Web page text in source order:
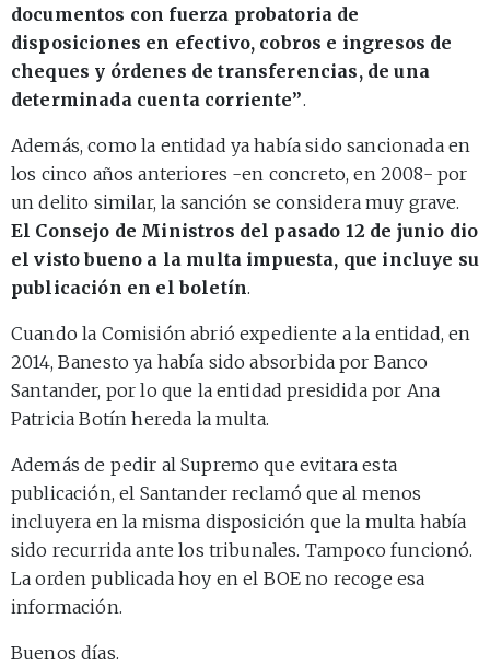
documentos con fuerza probatoria de
disposiciones en efectivo, cobros e ingresos de
cheques y órdenes de transferencias, de una
determinada cuenta corriente”.
Además, como la entidad ya había sido sancionada en
los cinco años anteriores -en concreto, en 2008- por
un delito similar, la sanción se considera muy grave.
El Consejo de Ministros del pasado 12 de junio dio
el visto bueno a la multa impuesta, que incluye su
publicación en el boletín.
Cuando la Comisión abrió expediente a la entidad, en
2014, Banesto ya había sido absorbida por Banco
Santander, por lo que la entidad presidida por Ana
Patricia Botín hereda la multa.
Además de pedir al Supremo que evitara esta
publicación, el Santander reclamó que al menos
incluyera en la misma disposición que la multa había
sido recurrida ante los tribunales. Tampoco funcionó.
La orden publicada hoy en el BOE no recoge esa
información.
Buenos días.